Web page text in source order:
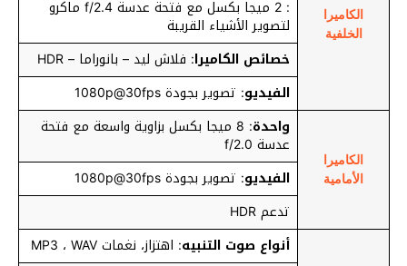
الكاميرا
الخلفية
: 2 ميجا بكسل مع فتحة عدسة f/2.4 ماكرو
لتصوير الأشياء القريبة
خصائص الكاميرا: فلاش ليد – بانوراما – HDR
الفيديو: تصوير بجودة 1080p@30fps
الكاميرا
الأمامية
واحدة : 8 ميجا بكسل بزاوية واسعة مع فتحة
عدسة f/2.0
الفيديو: تصوير بجودة 1080p@30fps
تدعم HDR
أنواع صوت التنبيه: اهتزاز، نغمات MP3 ، WAV